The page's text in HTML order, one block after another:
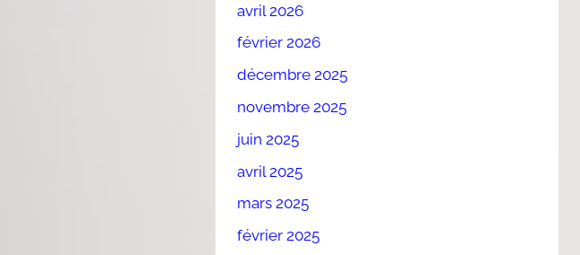
avril 2026
février 2026
décembre 2025
novembre 2025
juin 2025
avril 2025
mars 2025
février 2025